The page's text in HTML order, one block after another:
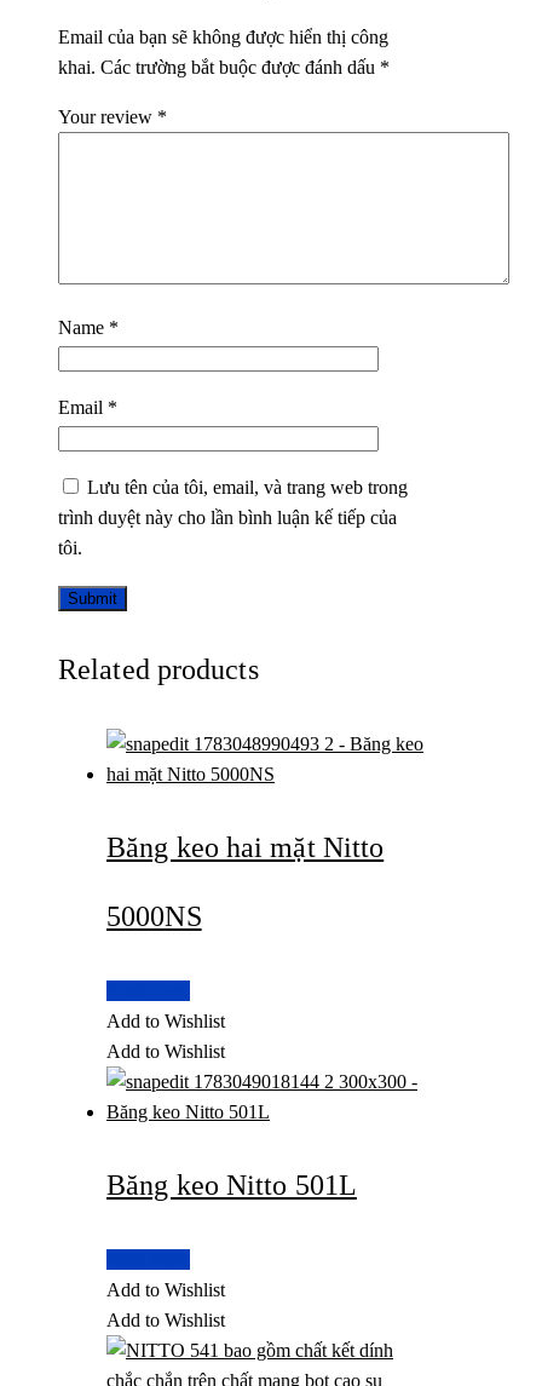
Email của bạn sẽ không được hiển thị công
khai. Các trường bắt buộc được đánh dấu *
Your review *
Name *
Email *
Lưu tên của tôi, email, và trang web trong
trình duyệt này cho lần bình luận kế tiếp của
tôi.
Related products
Băng keo hai mặt Nitto
5000NS
Add to Wishlist
Add to Wishlist
Băng keo Nitto 501L
Add to Wishlist
Add to Wishlist